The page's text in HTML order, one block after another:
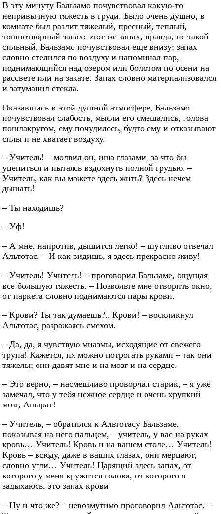
В эту минуту Бальзамо почувствовал какую-то
непривычную тяжесть в груди. Было очень душно, в
комнате был разлит тяжелый, пресный, теплый,
тошнотворный запах: этот же запах, правда, не такой
сильный, Бальзамо почувствовал еще внизу: запах
словно стелился по воздуху и напоминал пар,
поднимающийся над озером или болотом по осени на
рассвете или на закате. Запах словно материализовался
и затуманил стекла.
Оказавшись в этой душной атмосфере, Бальзамо
почувствовал слабость, мысли его смешались, голова
пошлакругом, ему почудилось, будто ему и отказывают
силы и не хватает воздуху.
– Учитель! – молвил он, ища глазами, за что бы
уцепиться и пытаясь вздохнуть полной грудью. –
Учитель, как вы можете здесь жить? Здесь нечем
дышать!
– Ты находишь?
– Уф!
– А мне, напротив, дышится легко! – шутливо отвечал
Альтотас. – И как видишь, я здесь прекрасно живу!
– Учитель! Учитель! – проговорил Бальзаме, ощущая
все большую тяжесть. – Позвольте мне отворить окно,
от паркета словно поднимаются пары крови.
– Крови? Ты так думаешь?.. Крови! – воскликнул
Альтотас, разражаясь смехом.
– Да, да, я чувствую миазмы, исходящие от свежего
трупа! Кажется, их можно потрогать руками – так они
тяжелы; они давят мне и на мозг и на сердце.
– Это верно, – насмешливо проворчал старик, – я уже
замечал, что у тебя нежное сердце и очень хрупкий
мозг, Ашарат!
– Учитель, – обратился к Альтотасу Бальзаме,
показывая на него пальцем, – учитель, у вас на руках
кровь… Учитель! Кровь и на вашем столе… Учитель!
Кровь – всюду, даже в ваших глазах, они мерцают,
словно угли… Учитель! Царящий здесь запах, от
которого у меня кружится голова, от которого я
задыхаюсь, это запах крови!
– Ну и что же? – невозмутимо проговорил Альтотас. –